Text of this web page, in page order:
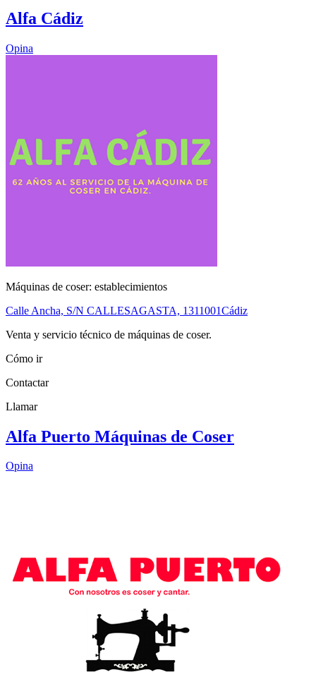
Alfa Cádiz
Opina
Máquinas de coser: establecimientos
Calle Ancha, S/N CALLESAGASTA, 1311001Cádiz
Venta y servicio técnico de máquinas de coser.
Cómo ir
Contactar
Llamar
Alfa Puerto Máquinas de Coser
Opina